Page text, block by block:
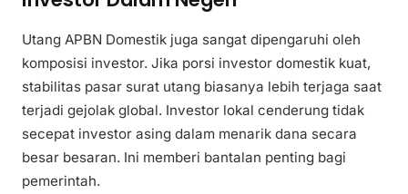
Utang APBN Domestik juga sangat dipengaruhi oleh
komposisi investor. Jika porsi investor domestik kuat,
stabilitas pasar surat utang biasanya lebih terjaga saat
terjadi gejolak global. Investor lokal cenderung tidak
secepat investor asing dalam menarik dana secara
besar besaran. Ini memberi bantalan penting bagi
pemerintah.